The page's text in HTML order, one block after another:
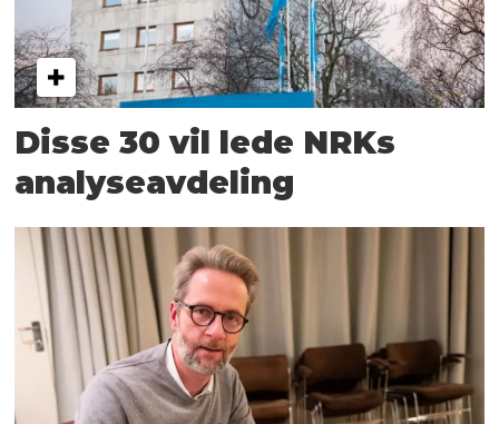
Disse 30 vil lede NRKs
analyseavdeling